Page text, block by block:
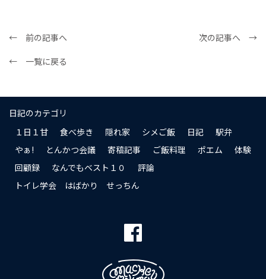
← 前の記事へ
次の記事へ →
← 一覧に戻る
日記のカテゴリ
１日１甘
食べ歩き 隠れ家 シメご飯 日記
駅弁
やぁ!
とんかつ会議 寄稿記事 ご飯料理 ポエム
体験
回顧録
なんでもベスト１０
評論
トイレ学会 はばかり せっちん